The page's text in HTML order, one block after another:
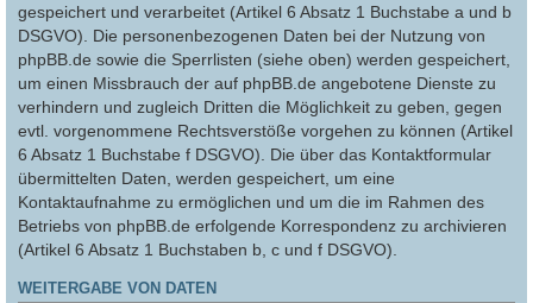
gespeichert und verarbeitet (Artikel 6 Absatz 1 Buchstabe a und b
DSGVO). Die personenbezogenen Daten bei der Nutzung von
phpBB.de sowie die Sperrlisten (siehe oben) werden gespeichert,
um einen Missbrauch der auf phpBB.de angebotene Dienste zu
verhindern und zugleich Dritten die Möglichkeit zu geben, gegen
evtl. vorgenommene Rechtsverstöße vorgehen zu können (Artikel
6 Absatz 1 Buchstabe f DSGVO). Die über das Kontaktformular
übermittelten Daten, werden gespeichert, um eine
Kontaktaufnahme zu ermöglichen und um die im Rahmen des
Betriebs von phpBB.de erfolgende Korrespondenz zu archivieren
(Artikel 6 Absatz 1 Buchstaben b, c und f DSGVO).
WEITERGABE VON DATEN